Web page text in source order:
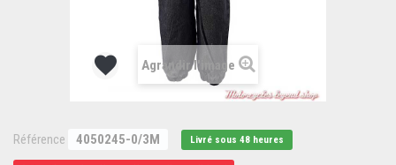
Agrandir l'image
Référence 4050245-0/3M Livré sous 48 heures